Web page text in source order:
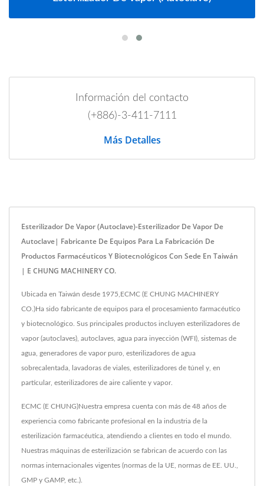
Información del contacto
(+886)-3-411-7111
Más Detalles
Esterilizador De Vapor (autoclave)-Esterilizador De Vapor De
Autoclave| Fabricante De Equipos Para La Fabricación De
Productos Farmacéuticos Y Biotecnológicos Con Sede En Taiwán
| E CHUNG MACHINERY CO.
Ubicada en Taiwán desde 1975,ECMC (E CHUNG MACHINERY
CO.)Ha sido fabricante de equipos para el procesamiento farmacéutico
y biotecnológico. Sus principales productos incluyen esterilizadores de
vapor (autoclaves), autoclaves, agua para inyección (WFI), sistemas de
agua, generadores de vapor puro, esterilizadores de agua
sobrecalentada, lavadoras de viales, esterilizadores de túnel y, en
particular, esterilizadores de aire caliente y vapor.
ECMC (E CHUNG)Nuestra empresa cuenta con más de 48 años de
experiencia como fabricante profesional en la industria de la
esterilización farmacéutica, atendiendo a clientes en todo el mundo.
Nuestras máquinas de esterilización se fabrican de acuerdo con las
normas internacionales vigentes (normas de la UE, normas de EE. UU.,
GMP y GAMP, etc.).